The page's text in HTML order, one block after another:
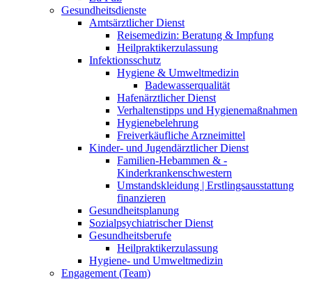
Gesundheitsdienste
Amtsärztlicher Dienst
Reisemedizin: Beratung & Impfung
Heilpraktikerzulassung
Infektionsschutz
Hygiene & Umweltmedizin
Badewasserqualität
Hafenärztlicher Dienst
Verhaltenstipps und Hygienemaßnahmen
Hygienebelehrung
Freiverkäufliche Arzneimittel
Kinder- und Jugendärztlicher Dienst
Familien-Hebammen & -
Kinderkrankenschwestern
Umstandskleidung | Erstlingsausstattung
finanzieren
Gesundheitsplanung
Sozialpsychiatrischer Dienst
Gesundheitsberufe
Heilpraktikerzulassung
Hygiene- und Umweltmedizin
Engagement (Team)